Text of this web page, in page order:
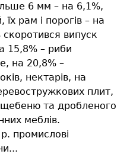
6 мм – на 6,1%,
рам і порогів – на
випуск
15,8% – риби
на 20,8% –
нектарів, на
плит,
щебеню та дробленого
меблів.
промислові